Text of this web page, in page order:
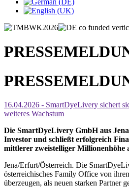
16.04.2026 - SmartDyeLivery sichert
weiteres Wachstum
Die SmartDyeLivery GmbH aus
Investor und schließt erfolgreich
mittlerer zweistelliger Millionenhöhe
Jena/Erfurt/Österreich. Die
österreichisches Family Office von
überzeugen, als neuen starken Partner